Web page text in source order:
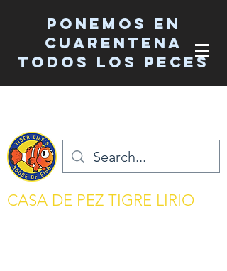
Ponemos en
cuarentena
TODOS los peces
CASA DE PEZ TIGRE LIRIO